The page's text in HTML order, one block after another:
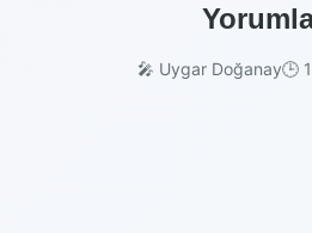
🎤 Uygar Doğanay🕒